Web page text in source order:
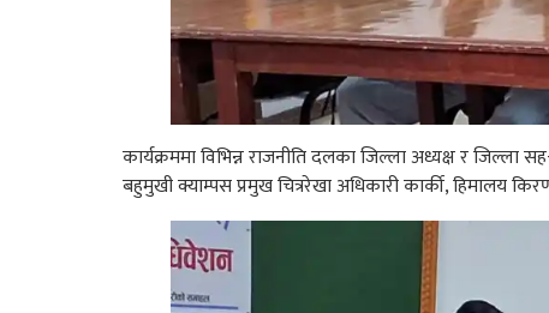
कार्यक्रममा विभिन्न राजनीति दलका जिल्ला अध्यक्ष र
बहुमुखी क्याम्पस प्रमुख चित्ररेखा अधिकारी कार्की, हिमालय